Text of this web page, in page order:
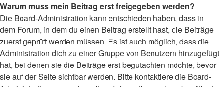
Warum muss mein Beitrag erst freigegeben werden?
Die Board-Administration kann entschieden haben, dass in
dem Forum, in dem du einen Beitrag erstellt hast, die Beiträge
zuerst geprüft werden müssen. Es ist auch möglich, dass die
Administration dich zu einer Gruppe von Benutzern hinzugefügt
hat, bei denen sie die Beiträge erst begutachten möchte, bevor
sie auf der Seite sichtbar werden. Bitte kontaktiere die Board-